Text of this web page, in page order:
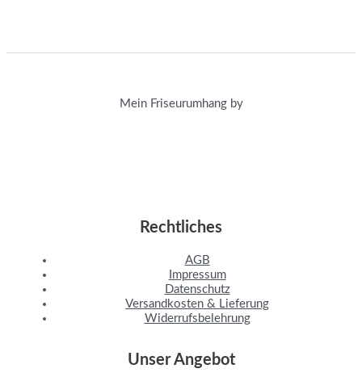
Mein Friseurumhang by
Rechtliches
AGB
Impressum
Datenschutz
Versandkosten & Lieferung
Widerrufsbelehrung
Unser Angebot